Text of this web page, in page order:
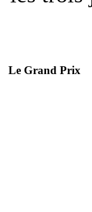
Le Grand Prix